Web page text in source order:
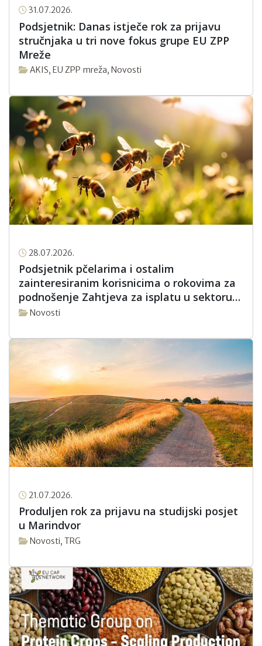
31.07.2026.
Podsjetnik: Danas istječe rok za prijavu
stručnjaka u tri nove fokus grupe EU ZPP
Mreže
AKIS, EU ZPP mreža, Novosti
28.07.2026.
Podsjetnik pčelarima i ostalim
zainteresiranim korisnicima o rokovima za
podnošenje Zahtjeva za isplatu u sektoru
pčelarstva za intervencijsku godinu 2026.
Novosti
21.07.2026.
Produljen rok za prijavu na studijski posjet
u Marindvor
Novosti, TRG